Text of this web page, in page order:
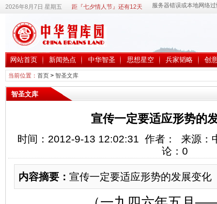
2026年8月7日 星期五 距『七夕情人节』还有12天
网站首页 新闻热点 中华智圣 思想星空 兵家韬略 创
当前位置： 首页> 智圣文库
智圣文库
宣传一定要适应形势的
时间：2012-9-13 12:02:31 作者： 来源：
论： 0
内容摘要： 宣传一定要适应形势的发展变化